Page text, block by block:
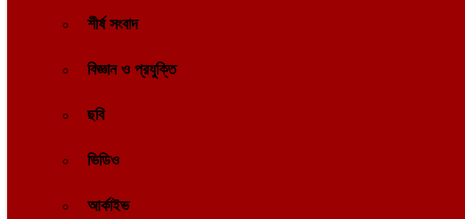
শীর্ষ সংবাদ
বিজ্ঞান ও প্রযুক্তি
ছবি
ভিডিও
আর্কাইভ